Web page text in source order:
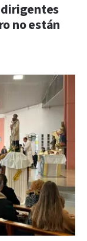
dirigentes
no están